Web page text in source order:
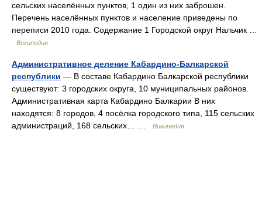
сельских населённых пунктов, 1 один из них заброшен.
Перечень населённых пунктов и население приведены по
переписи 2010 года. Содержание 1 Городской округ Нальчик …
Википедия
Административное деление Кабардино-Балкарской
республики — В составе Кабардино Балкарской республики
существуют: 3 городских округа, 10 муниципальных районов.
Административная карта Кабардино Балкарии В них
находятся: 8 городов, 4 посёлка городского типа, 115 сельских
администраций, 168 сельских… …
Википедия